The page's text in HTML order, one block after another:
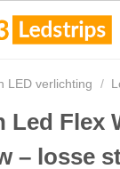
LED verlichting /
Led Flex
– losse